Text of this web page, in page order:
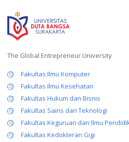
The Global Entrepreneur University
Fakultas Ilmu Komputer
Fakultas Ilmu Kesehatan
Fakultas Hukum dan Bisnis
Fakultas Sains dan Teknologi
Fakultas Keguruan dan Ilmu
Fakultas Kedokteran Gigi